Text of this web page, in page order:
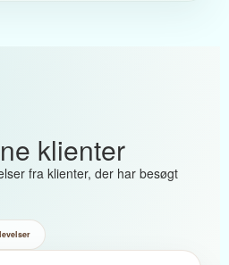
klienter
fra klienter, der har besøgt